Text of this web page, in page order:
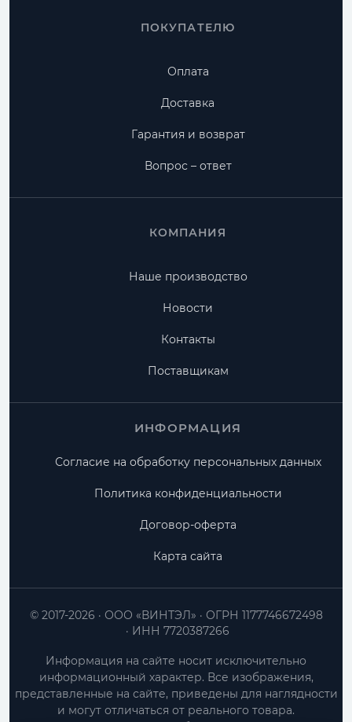
ПОКУПАТЕЛЮ
Оплата
Доставка
Гарантия и возврат
Вопрос – ответ
КОМПАНИЯ
Наше производство
Новости
Контакты
Поставщикам
ИНФОРМАЦИЯ
Согласие на обработку персональных данных
Политика конфиденциальности
Договор-оферта
Карта сайта
ООО «ВИНТЭЛ»
ОГРН 1177746672498
ИНН 7720387266
© 2017-2026
Информация на сайте носит исключительно
информационный характер. Все изображения,
представленные на сайте, приведены для наглядности
и могут отличаться от реального товара.